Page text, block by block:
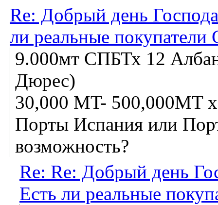
Re: Добрый день
ли реальные
9.000мт СПБТх 12
Дюрес)
30,000 MT- 500,000MT
Порты Испания или
возможность?
Re: Re: Добрый день
Есть ли реальные